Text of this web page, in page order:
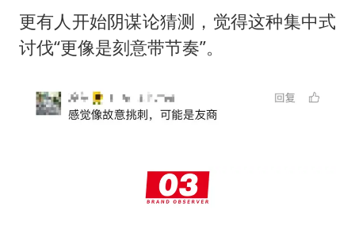
更有人开始阴谋论猜测，觉得这种集中式
讨伐“更像是刻意带节奏”。